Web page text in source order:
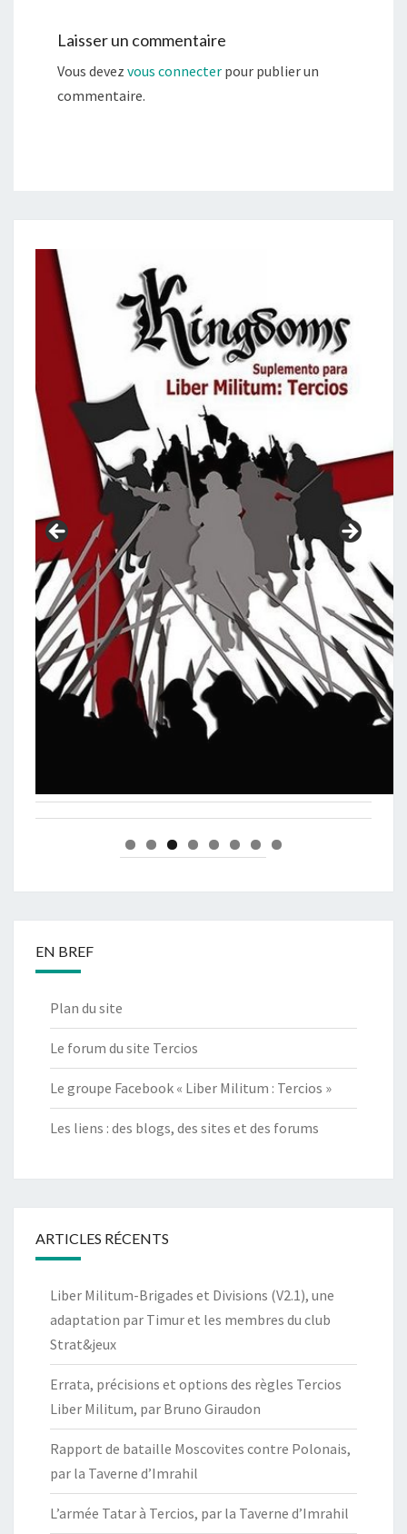
Laisser un commentaire
Vous devez vous connecter pour publier un
commentaire.
EN BREF
Plan du site
Le forum du site Tercios
Le groupe Facebook « Liber Militum : Tercios »
Les liens : des blogs, des sites et des forums
ARTICLES RÉCENTS
Liber Militum-Brigades et Divisions (V2.1), une
adaptation par Timur et les membres du club
Strat&jeux
Errata, précisions et options des règles Tercios
Liber Militum, par Bruno Giraudon
Rapport de bataille Moscovites contre Polonais,
par la Taverne d’Imrahil
L’armée Tatar à Tercios, par la Taverne d’Imrahil